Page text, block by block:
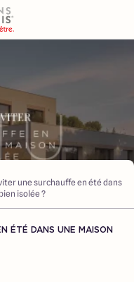
une surchauffe en été dans
isolée ?
ÉTÉ DANS UNE MAISON